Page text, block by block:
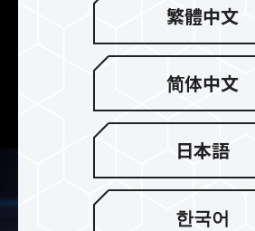
ーフェイス仕様に対応していま
5,000/4,000MB/sで、通常の
の性能を発揮します。同時に、
繁體中文
简体中文
日本語
한국어